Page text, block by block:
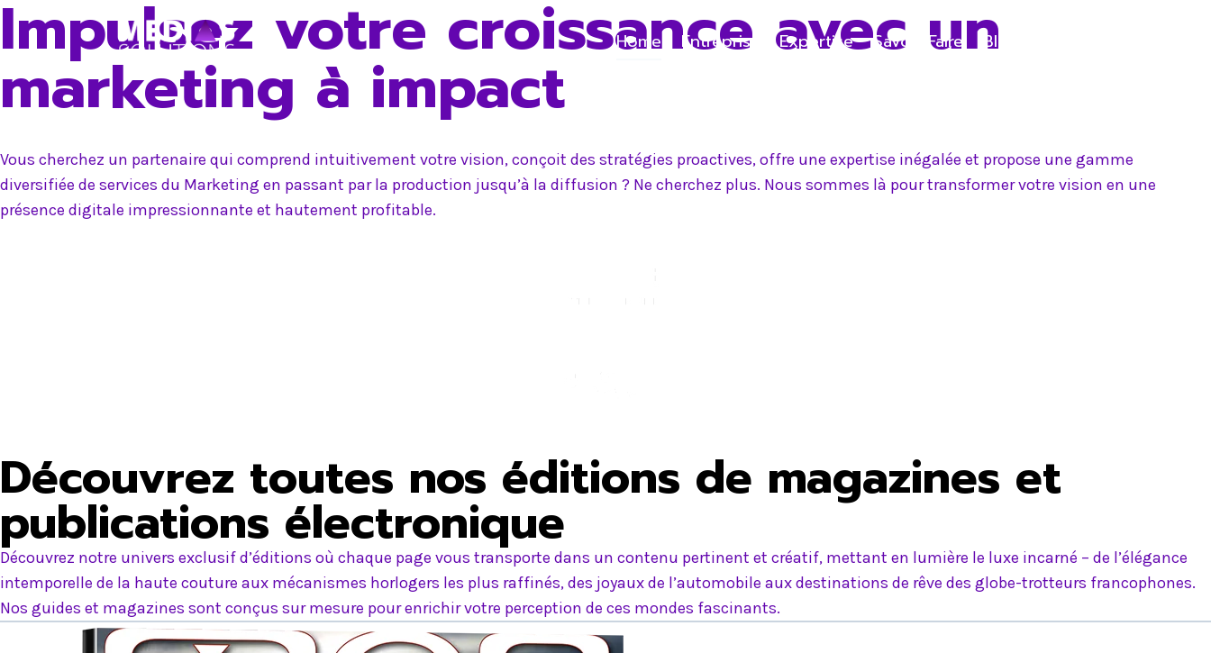
Skip
Home Entreprise Expertise Savoir-Faire Blog
Impulsez votre croissance avec un
marketing à impact
Vous cherchez un partenaire qui comprend intuitivement votre vision, conçoit des stratégies proactives, offre une expertise inégalée et propose une gamme
diversifiée de services du Marketing en passant par la production jusqu’à la diffusion ? Ne cherchez plus. Nous sommes là pour transformer votre vision en une
présence digitale impressionnante et hautement profitable.
Découvrez toutes nos éditions de magazines et
publications électronique
Découvrez notre univers exclusif d’éditions où chaque page vous transporte dans un contenu pertinent et créatif, mettant en lumière le luxe incarné – de l’élégance
intemporelle de la haute couture aux mécanismes horlogers les plus raffinés, des joyaux de l’automobile aux destinations de rêve des globe-trotteurs francophones.
Nos guides et magazines sont conçus sur mesure pour enrichir votre perception de ces mondes fascinants.